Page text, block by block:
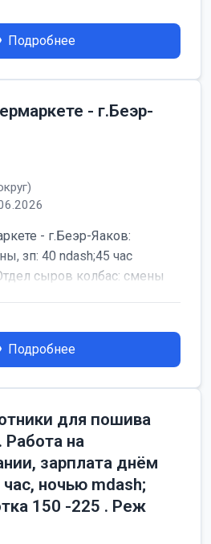
Подробнее
- г.Беэр-
- г.Беэр-Яаков:
зп: 40 ndash;45 час
сыров колбас: смены
Подробнее
для пошива
на
зарплата днём
ночью mdash;
150 -225 . Реж